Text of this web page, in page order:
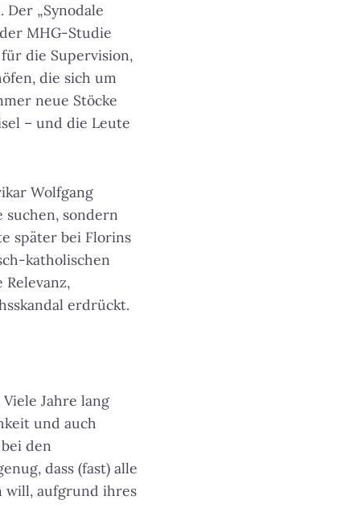
„Synodale
MHG-Studie
die Supervision,
die sich um
neue Stöcke
– und die Leute
Wolfgang
sondern
später bei Florins
katholischen
erdrückt.
Jahre lang
und auch
den
dass (fast) alle
will, aufgrund ihres